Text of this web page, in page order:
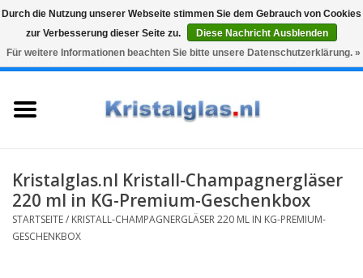
Snelle levering
Graveren
0 Artikel - €0,00
Karaffen
Glasgravur fur karaffe und
weinglaser
Kristalglas.nl Kristall-Champagnergläser
220 ml in KG-Premium-Geschenkbox
STARTSEITE/ KRISTALL-CHAMPAGNERGLÄSER 220 ML IN KG-PREMIUM-
GESCHENKBOX
Durch die Nutzung unserer Webseite stimmen Sie dem Gebrauch von Cookies
zur Verbesserung dieser Seite zu.
Diese Nachricht Ausblenden
Für weitere Informationen beachten Sie bitte unsere Datenschutzerklärung. »